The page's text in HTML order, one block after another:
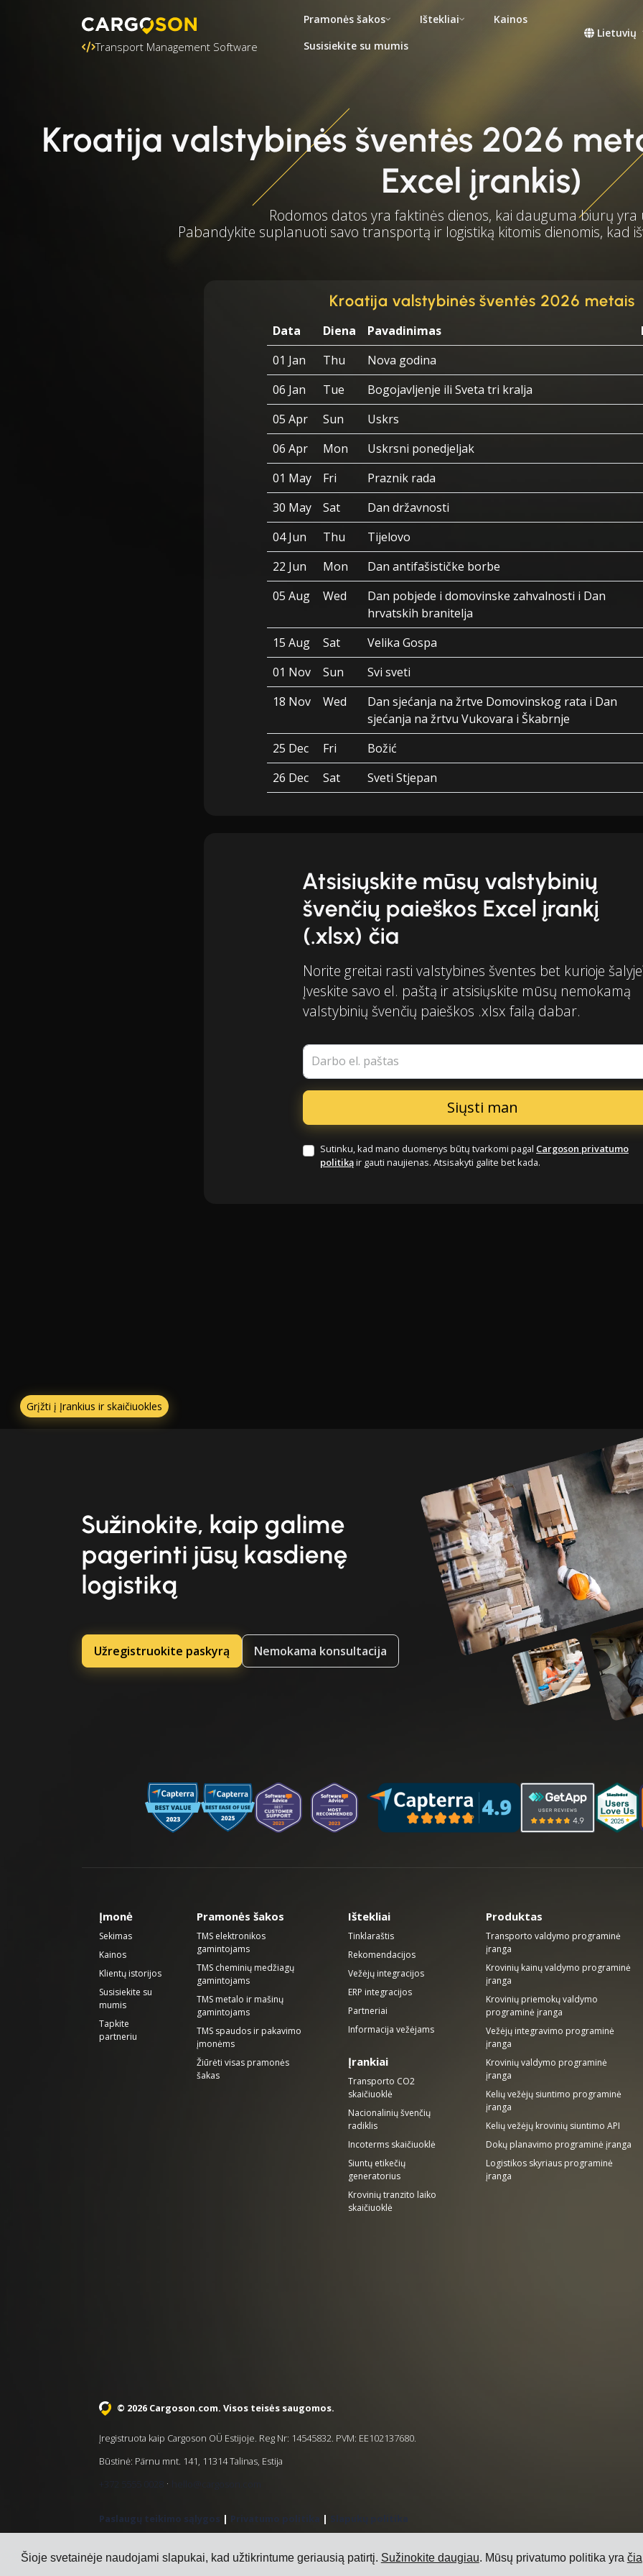
Šioje svetainėje naudojami slapukai, kad užtikrintume geriausią patirtį. Sužinokite daugiau. Mūsų privatumo politika yra čia
Transport Management Software
Pramonės šakos Ištekliai
Kainos
Susisiekite su mumis
Lietuvių
Kroatija valstybinės šventės 2026
Excel įrankis)
Rodomos datos yra faktinės dienos, kai dauguma biurų yra
Pabandykite suplanuoti savo transportą ir logistiką kitomis dienomis, kad
Kroatija valstybinės šventės 2026 metais
Data Diena Pavadinimas
01 Jan
Thu
Nova godina
06 Jan
Tue
Bogojavljenje ili Sveta tri kralja
05 Apr
Sun
Uskrs
06 Apr
Mon
Uskrsni ponedjeljak
01 May
Fri
Praznik rada
30 May
Sat
Dan državnosti
04 Jun
Thu
Tijelovo
22 Jun
Mon
Dan antifašističke borbe
05 Aug
Wed
Dan pobjede i domovinske zahvalnosti i Dan
hrvatskih branitelja
15 Aug
Sat
Velika Gospa
01 Nov
Sun
Svi sveti
18 Nov
Wed
Dan sjećanja na žrtve Domovinskog rata i Dan
sjećanja na žrtvu Vukovara i Škabrnje
25 Dec
Fri
Božić
26 Dec
Sat Sveti Stjepan
Atsisiųskite mūsų valstybinių
švenčių paieškos Excel įrankį
(.xlsx) čia
Norite greitai rasti valstybines šventes bet kurioje
Įveskite savo el. paštą ir atsisiųskite mūsų nemokamą
valstybinių švenčių paieškos .xlsx failą dabar.
Darbo el. paštas
Sutinku, kad mano duomenys būtų tvarkomi pagal Cargoson privatumo
politikąir gauti naujienas. Atsisakyti galite bet kada.
Grįžti į Įrankius ir skaičiuokles
Sužinokite, kaip galime
pagerinti jūsų kasdienę
logistiką
Užregistruokite paskyrą Nemokama konsultacija
Įmonė
Sekimas
Kainos
Klientų istorijos
Susisiekite su
mumis
Tapkite
partneriu
Pramonės šakos
TMS elektronikos
gamintojams
TMS cheminių medžiagų
gamintojams
TMS metalo ir mašinų
gamintojams
TMS spaudos ir pakavimo
įmonėms
Žiūrėti visas pramonės
šakas
Ištekliai
Tinklaraštis
Rekomendacijos
Vežėjų integracijos
ERP integracijos
Partneriai
Informacija vežėjams
Įrankiai
Transporto CO2
skaičiuoklė
Nacionalinių švenčių
radiklis
Incoterms skaičiuoklė
Siuntų etikečių
generatorius
Krovinių tranzito laiko
skaičiuoklė
Produktas
Transporto valdymo programinė
įranga
Krovinių kainų valdymo programinė
įranga
Krovinių priemokų valdymo
programinė įranga
Vežėjų integravimo programinė
įranga
Krovinių valdymo programinė
įranga
Kelių vežėjų siuntimo programinė
įranga
Kelių vežėjų krovinių siuntimo API
Dokų planavimo programinė įranga
Logistikos skyriaus programinė
įranga
© 2026 Cargoson.com. Visos teisės saugomos.
Įregistruota kaip Cargoson OÜ Estijoje. Reg Nr: 14545832. PVM: EE102137680.
Būstinė: Pärnu mnt. 141, 11314 Talinas, Estija
+372 5555 0028
· hello@cargoson.com
Paslaugų teikimo sąlygos | Privatumo politika | Slapukų politika